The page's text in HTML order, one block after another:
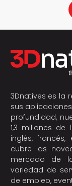
3Dnatives es la
sus
profundidad,
1,3 millones
inglés,
cubre las
mercado de
variedad de
de empleo,